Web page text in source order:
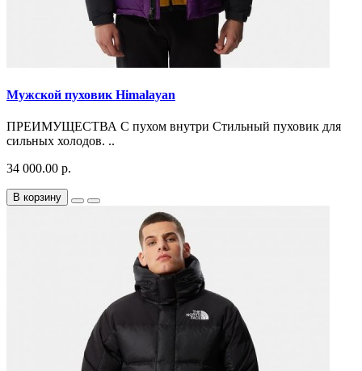
Мужской пуховик Himalayan
ПРЕИМУЩЕСТВА С пухом внутри Стильный пуховик для
сильных холодов. ..
34 000.00 р.
В корзину